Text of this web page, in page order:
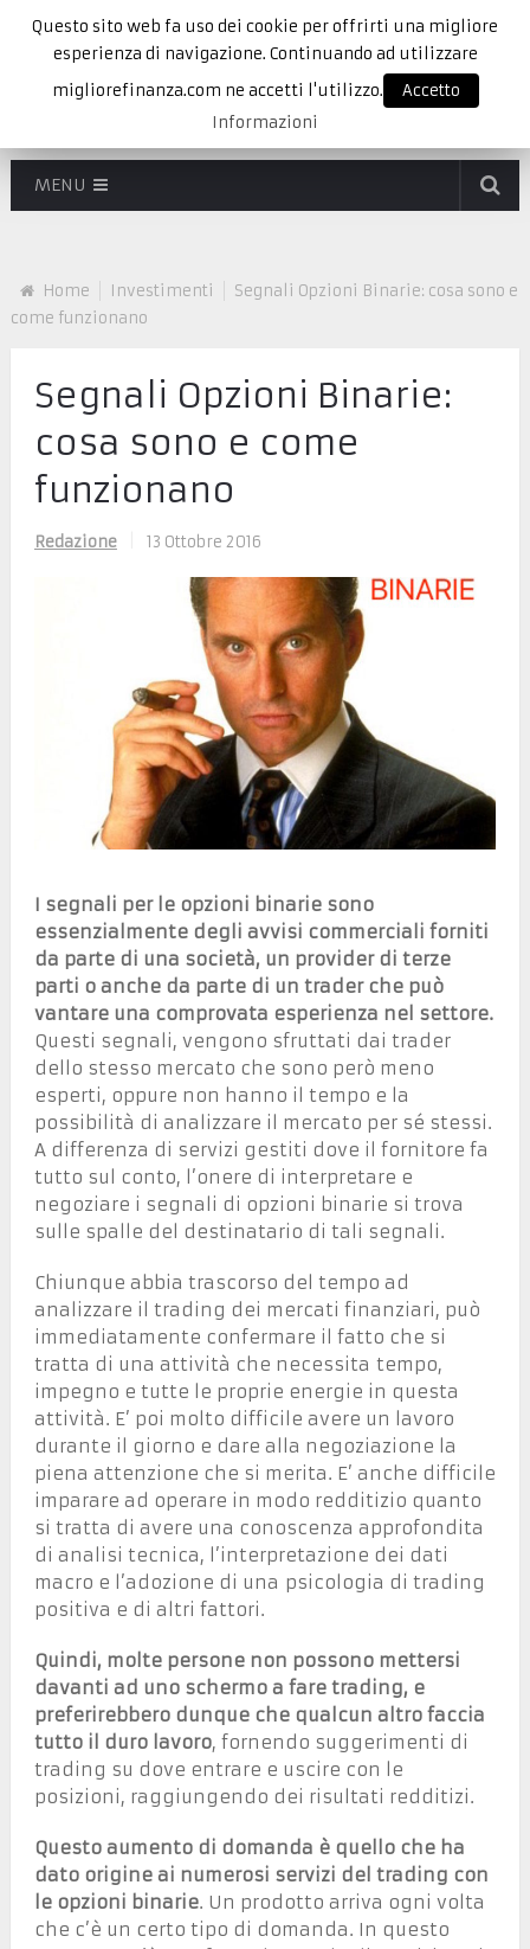
MENU
Home Investimenti
Segnali Opzioni Binarie: cosa sono e
come funzionano
Segnali Opzioni Binarie:
cosa sono e come
funzionano
Redazione 13 Ottobre 2016
I segnali per le opzioni binarie sono
essenzialmente degli avvisi commerciali forniti
da parte di una società, un provider di terze
parti o anche da parte di un trader che può
vantare una comprovata esperienza nel settore.
Questi segnali, vengono sfruttati dai trader
dello stesso mercato che sono però meno
esperti, oppure non hanno il tempo e la
possibilità di analizzare il mercato per sé stessi.
A differenza di servizi gestiti dove il fornitore fa
tutto sul conto, l’onere di interpretare e
negoziare i segnali di opzioni binarie si trova
sulle spalle del destinatario di tali segnali.
Chiunque abbia trascorso del tempo ad
analizzare il trading dei mercati finanziari, può
immediatamente confermare il fatto che si
tratta di una attività che necessita tempo,
impegno e tutte le proprie energie in questa
attività. E’ poi molto difficile avere un lavoro
durante il giorno e dare alla negoziazione la
piena attenzione che si merita. E’ anche difficile
imparare ad operare in modo redditizio quanto
si tratta di avere una conoscenza approfondita
di analisi tecnica, l’interpretazione dei dati
macro e l’adozione di una psicologia di trading
positiva e di altri fattori.
Quindi, molte persone non possono mettersi
davanti ad uno schermo a fare trading, e
preferirebbero dunque che qualcun altro faccia
tutto il duro lavoro, fornendo suggerimenti di
trading su dove entrare e uscire con le
posizioni, raggiungendo dei risultati redditizi.
Questo aumento di domanda è quello che ha
dato origine ai numerosi servizi del trading con
le opzioni binarie. Un prodotto arriva ogni volta
che c’è un certo tipo di domanda. In questo
Questo sito web fa uso dei cookie per offrirti una migliore
esperienza di navigazione. Continuando ad utilizzare
migliorefinanza.com ne accetti l'utilizzo.
Accetto
Informazioni